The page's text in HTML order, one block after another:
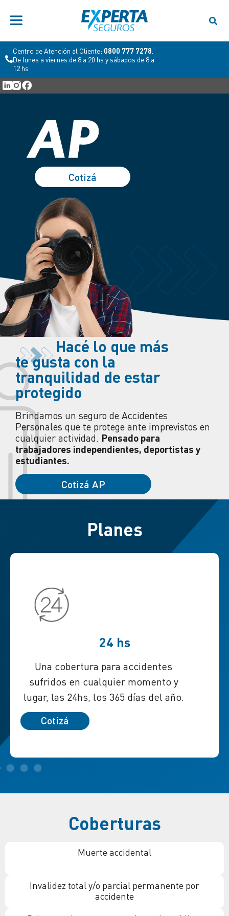
Centro de Atención al Cliente: 0800 777 7278
De lunes a viernes de 8 a 20 hs y sábados de 8 a
12 hs
Cotizá
Hacé lo que más
te gusta con la
tranquilidad de estar
protegido
Brindamos un seguro de Accidentes
Personales que te protege ante imprevistos en
cualquier actividad. Pensado para
trabajadores independientes, deportistas y
estudiantes.
Cotizá AP
Planes
24 hs
Una cobertura para accidentes
sufridos en cualquier momento y
lugar, las 24hs, los 365 días del año.
Cotizá
Coberturas
Muerte accidental
Invalidez total y/o parcial permanente por
accidente